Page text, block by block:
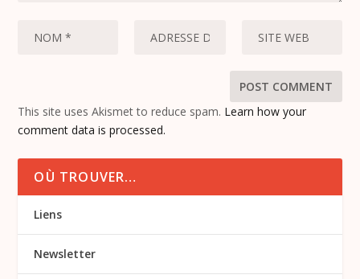
This site uses Akismet to reduce spam. Learn how your
comment data is processed.
OÙ TROUVER…
Liens
Newsletter